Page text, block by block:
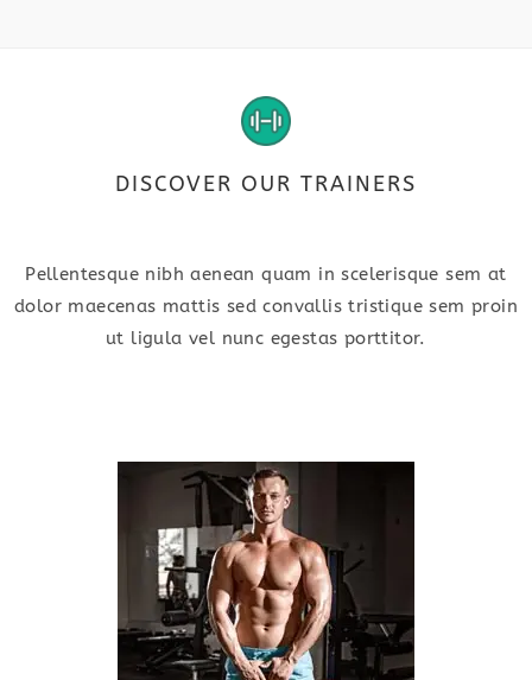
DISCOVER OUR TRAINERS
Pellentesque nibh aenean quam in scelerisque sem at
dolor maecenas mattis sed convallis tristique sem proin
ut ligula vel nunc egestas porttitor.